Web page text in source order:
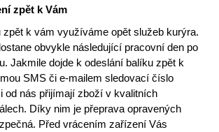
zpět k Vám
zpět k vám využíváme opět služeb kurýra.
obvykle následující pracovní den po
Jakmile dojde k odeslání balíku zpět k
SMS či e-mailem sledovací číslo
od nás přijímají zboží v kvalitních
Díky nim je přeprava opravených
Před vrácením zařízení Vás